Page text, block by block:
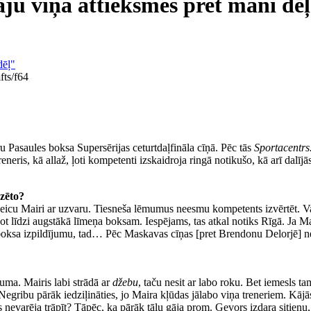
viņa attieksmes pret mani
f64
boksa Supersērijas ceturtdaļfināla cīņā. Pēc tās
kā allaž, ļoti kompetenti izskaidroja ringā notikušo, kā arī
Mairi ar uzvaru. Tiesneša lēmumus neesmu kompetents izvērtēt.
augstākā līmeņa boksam. Iespējams, tas atkal notiks Rīgā. Ja
izpildījumu, tad… Pēc Maskavas cīņas [pret Brendonu Delorjē]
Mairis labi strādā ardžebu, taču nesit ar labo roku. Bet iemesls
pārāk iedziļināties, jo Maira kļūdas jālabo viņa treneriem.
trāpīt? Tāpēc, ka pārāk tālu gāja prom. Gevors izdara